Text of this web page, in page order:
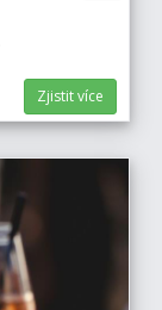
Zjistit více